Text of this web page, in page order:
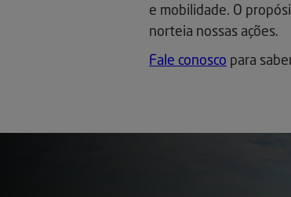
e mobilidade. O
norteia nossas ações.
Fale conosco para